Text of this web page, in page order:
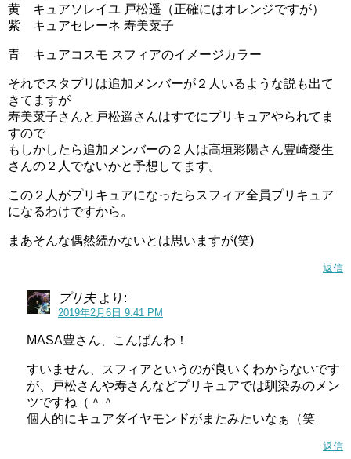
黄 キュアソレイユ 戸松遥（正確にはオレンジですが）
紫 キュアセレーネ 寿美菜子
青 キュアコスモ スフィアのイメージカラー
それでスタプリは追加メンバーが２人いるような説も出て
きてますが
寿美菜子さんと戸松遥さんはすでにプリキュアやられてま
すので
もしかしたら追加メンバーの２人は高垣彩陽さん豊崎愛生
さんの２人でないかと予想してます。
この２人がプリキュアになったらスフィア全員プリキュア
になるわけですから。
まあそんな偶然続かないとは思いますが(笑)
返信
プリ夫 より:
2019年2月6日 9:41 PM
MASA豊さん、こんばんわ！
すいません、スフィアというのが良いくわからないです
が、戸松さんや寿さんなどプリキュアでは馴染みのメン
ツですね（＾＾
個人的にキュアダイヤモンドがまたみたいなぁ（笑
返信